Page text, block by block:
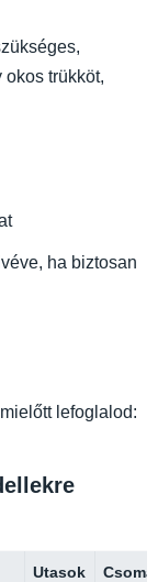
okos trükköt,
ha biztosan
lefoglalod:
Utasok